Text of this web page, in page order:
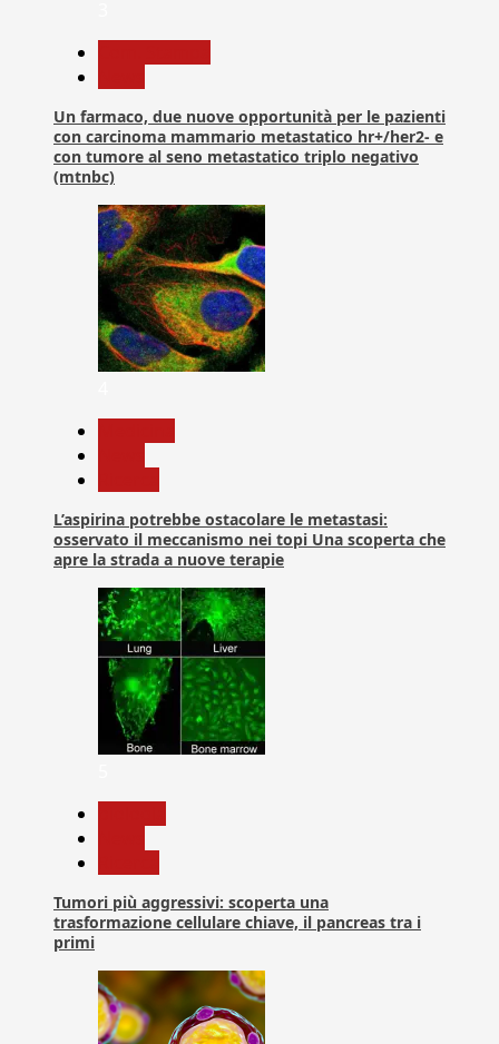
Un farmaco, due nuove opportunità per le pazienti
con carcinoma mammario metastatico hr+/her2- e
con tumore al seno metastatico triplo negativo
(mtnbc)
L’aspirina potrebbe ostacolare le metastasi:
osservato il meccanismo nei topi Una scoperta che
apre la strada a nuove terapie
Tumori più aggressivi: scoperta una
trasformazione cellulare chiave, il pancreas tra i
primi